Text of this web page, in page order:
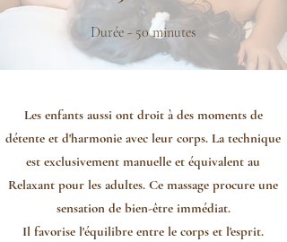
Durée - 50 minutes
Les enfants aussi ont droit à des moments de
détente et d'harmonie avec leur corps. La technique
est exclusivement manuelle et équivalent au
Relaxant pour les adultes. Ce massage procure une
sensation de bien-être immédiat.
Il favorise l'équilibre entre le corps et l'esprit.